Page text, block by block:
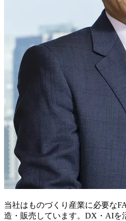
当社はものづくり産業に必要な
造・販売しています。DX・AIを